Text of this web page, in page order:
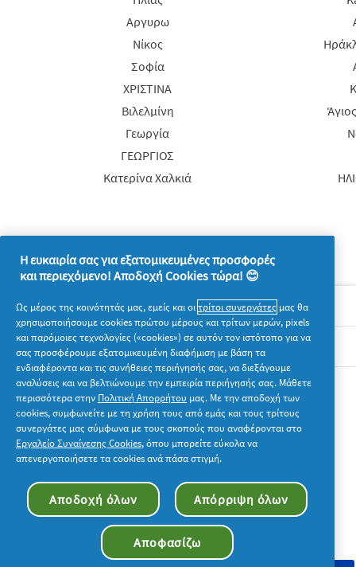
Αργυρω
Νίκος
Σοφία
ΧΡΙΣΤΙΝΑ
Βιλελμίνη
Γεωργία
ΓΕΩΡΓΙΟΣ
Κατερίνα Χαλκιά
Σχετικά με την P&G
Νομικά
Ακολουθήστε μας
© 2026 Procter & Gamble. Με την επιφύλαξη παντός
δικαιώματος. Η χρήση και η πρόσβαση στις πληροφορίες σε
αυτόν τον ιστότοπο υπόκειται στους όρους και τις προϋποθέσεις
που καθορίζονται στη νομική συμφωνία μας.
Η ευκαιρία σας για εξατομικευμένες προσφορές
και περιεχόμενο! Αποδοχή Cookies τώρα! 😊
Ως μέρος της κοινότητάς μας, εμείς και οιτρίτοι συνεργάτες μας θα
χρησιμοποιήσουμε cookies πρώτου μέρους και τρίτων μερών, pixels
και παρόμοιες τεχνολογίες («cookies») σε αυτόν τον ιστότοπο για να
σας προσφέρουμε εξατομικευμένη διαφήμιση με βάση τα
ενδιαφέροντα και τις συνήθειες περιήγησής σας, να διεξάγουμε
αναλύσεις και να βελτιώνουμε την εμπειρία περιήγησής σας. Μάθετε
περισσότερα στην Πολιτική Απορρήτου μας. Με την αποδοχή των
cookies, συμφωνείτε με τη χρήση τους από εμάς και τους τρίτους
συνεργάτες μας σύμφωνα με τους σκοπούς που αναφέρονται στο
Εργαλείο Συναίνεσης Cookies, όπου μπορείτε εύκολα να
απενεργοποιήσετε τα cookies ανά πάσα στιγμή.
Αποδοχή όλων Απόρριψη όλων
Αποφασίζω